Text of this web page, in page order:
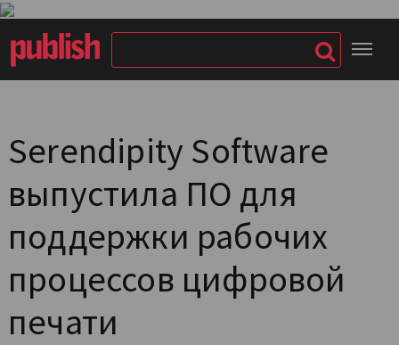
Serendipity Software
выпустила ПО для
поддержки рабочих
процессов цифровой
печати